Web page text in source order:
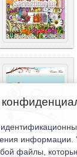
информации.
файлы,